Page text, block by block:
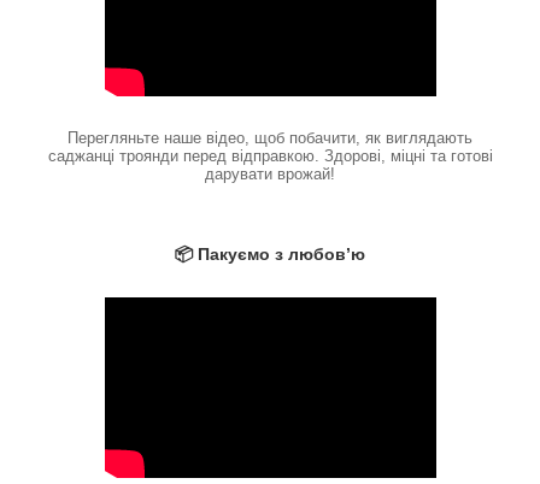
Перегляньте наше відео, щоб побачити, як виглядають
саджанці троянди перед відправкою. Здорові, міцні та готові
дарувати врожай!
📦 Пакуємо з любов’ю